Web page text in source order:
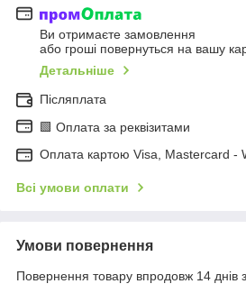
Ви отримаєте замовлення
або гроші повернуться на вашу
Детальніше
Післяплата
🟩 Оплата за реквізитами
Оплата картою Visa, Mastercard -
Всі умови оплати
Умови повернення
Повернення товару впродовж 14 днів